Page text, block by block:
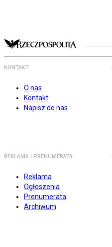
KONTAKT
O nas
Kontakt
Napisz do nas
REKLAMA I PRENUMERATA
Reklama
Ogłoszenia
Prenumerata
Archiwum